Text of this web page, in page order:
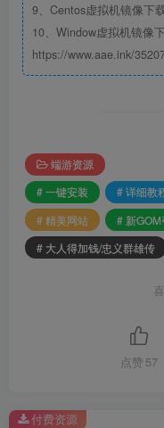
9、Centos虚拟机镜像下
10、Window虚拟机镜像
https://www.aae.ink/
端游资源
# 一键安装
# 详细教
# 精美网站
# 新
# 大人得加钱/忠义群雄传
点赞 57
付费资源